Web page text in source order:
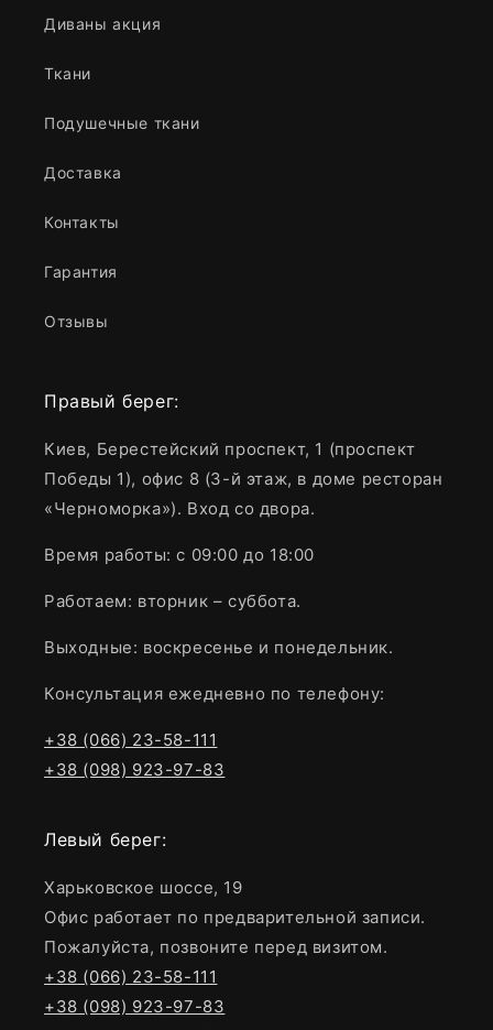
Диваны акция
Ткани
Подушечные ткани
Доставка
Контакты
Гарантия
Отзывы
Правый берег:
Киев, Берестейский проспект, 1 (проспект
Победы 1), офис 8 (3-й этаж, в доме ресторан
«Черноморка»). Вход со двора.
Время работы: с 09:00 до 18:00
Работаем: вторник – суббота.
Выходные: воскресенье и понедельник.
Консультация ежедневно по телефону:
+38 (066) 23-58-111
+38 (098) 923-97-83
Левый берег:
Харьковское шоссе, 19
Офис работает по предварительной записи.
Пожалуйста, позвоните перед визитом.
+38 (066) 23-58-111
+38 (098) 923-97-83